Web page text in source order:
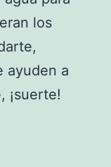
los
ayuden a
¡suerte!